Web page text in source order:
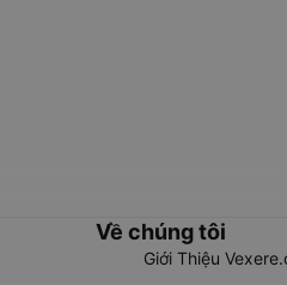
Về chúng tôi
Giới Thiệu